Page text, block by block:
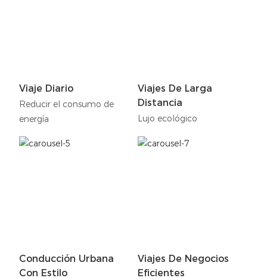
Viaje Diario
Reducir el consumo de
energía
Viajes De Larga
Distancia
Lujo ecológico
Conducción Urbana
Con Estilo
Viajes De Negocios
Eficientes